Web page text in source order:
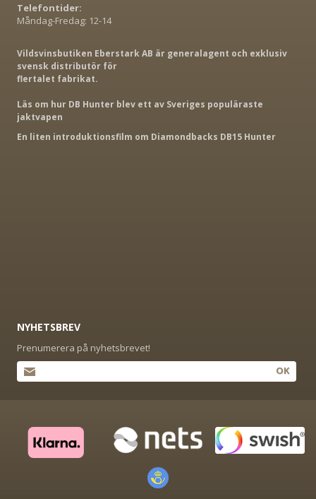
Telefontider:
Måndag-Fredag: 12-14
Vildsvinsbutiken Eberstark AB är generalagent och exklusiv
svensk distributör för
flertalet fabrikat.
Läs om hur DB Hunter blev ett av Sveriges populäraste
jaktvapen
En liten introduktionsfilm om Diamondbacks DB15 Hunter
NYHETSBREV
Prenumerera på nyhetsbrevet!
OK